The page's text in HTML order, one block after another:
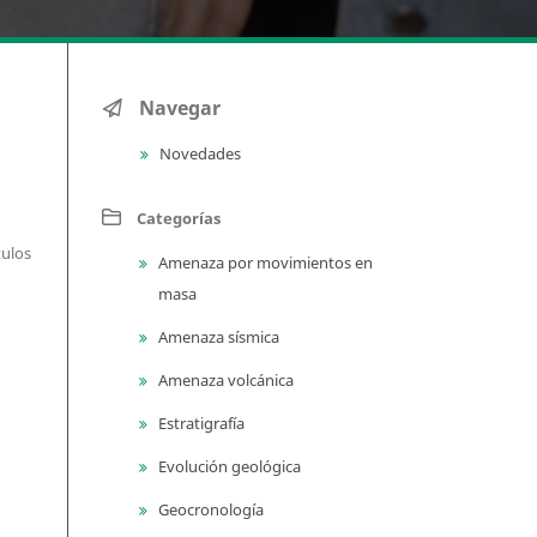
Navegar
Novedades
Categorías
Amenaza por movimientos en
masa
Amenaza sísmica
Amenaza volcánica
Estratigrafía
Evolución geológica
Geocronología